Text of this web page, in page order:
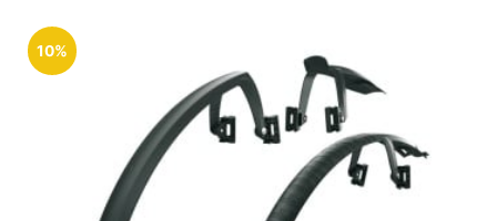
10%